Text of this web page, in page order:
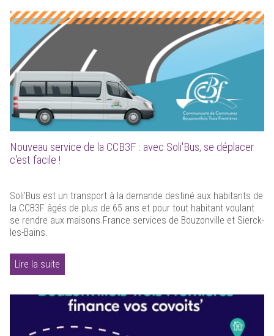
Nouveau service de la CCB3F : avec Soli'Bus, se déplacer
c'est facile !
Soli'Bus est un transport à la demande destiné aux habitants de
la CCB3F âgés de plus de 65 ans et pour tout habitant voulant
se rendre aux maisons France services de Bouzonville et Sierck-
les-Bains.
Lire la suite